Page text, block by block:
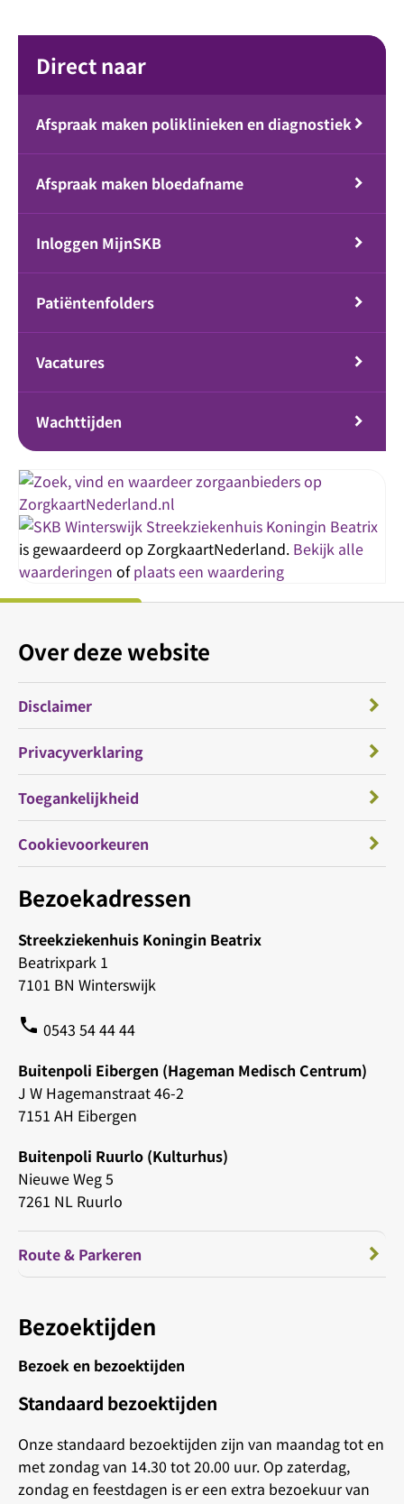
Direct naar
Afspraak maken poliklinieken en diagnostiek
Afspraak maken bloedafname
Inloggen MijnSKB
Patiëntenfolders
Vacatures
Wachttijden
Streekziekenhuis Koningin Beatrix
is gewaardeerd op ZorgkaartNederland. Bekijk alle
waarderingen ofplaats een waardering
Bezoekadressen
Streekziekenhuis Koningin Beatrix
Beatrixpark 1
7101 BN Winterswijk
phone 0543 54 44 44
Buitenpoli Eibergen (Hageman Medisch Centrum)
J W Hagemanstraat 46-2
7151 AH Eibergen
Buitenpoli Ruurlo (Kulturhus)
Nieuwe Weg 5
7261 NL Ruurlo
Route & Parkeren
Bezoektijden
Bezoek en bezoektijden
Standaard bezoektijden
Onze standaard bezoektijden zijn van maandag tot en
met zondag van 14.30 tot 20.00 uur. Op zaterdag,
zondag en feestdagen is er een extra bezoekuur van
Over deze website
Disclaimer
Privacyverklaring
Toegankelijkheid
Cookievoorkeuren